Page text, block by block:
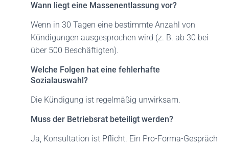
Wann liegt eine Massenentlassung vor?
Wenn in 30 Tagen eine bestimmte Anzahl von
Kündigungen ausgesprochen wird (z. B. ab 30 bei
über 500 Beschäftigten).
Welche Folgen hat eine fehlerhafte
Sozialauswahl?
Die Kündigung ist regelmäßig unwirksam.
Muss der Betriebsrat beteiligt werden?
Ja, Konsultation ist Pflicht. Ein Pro-Forma-Gespräch